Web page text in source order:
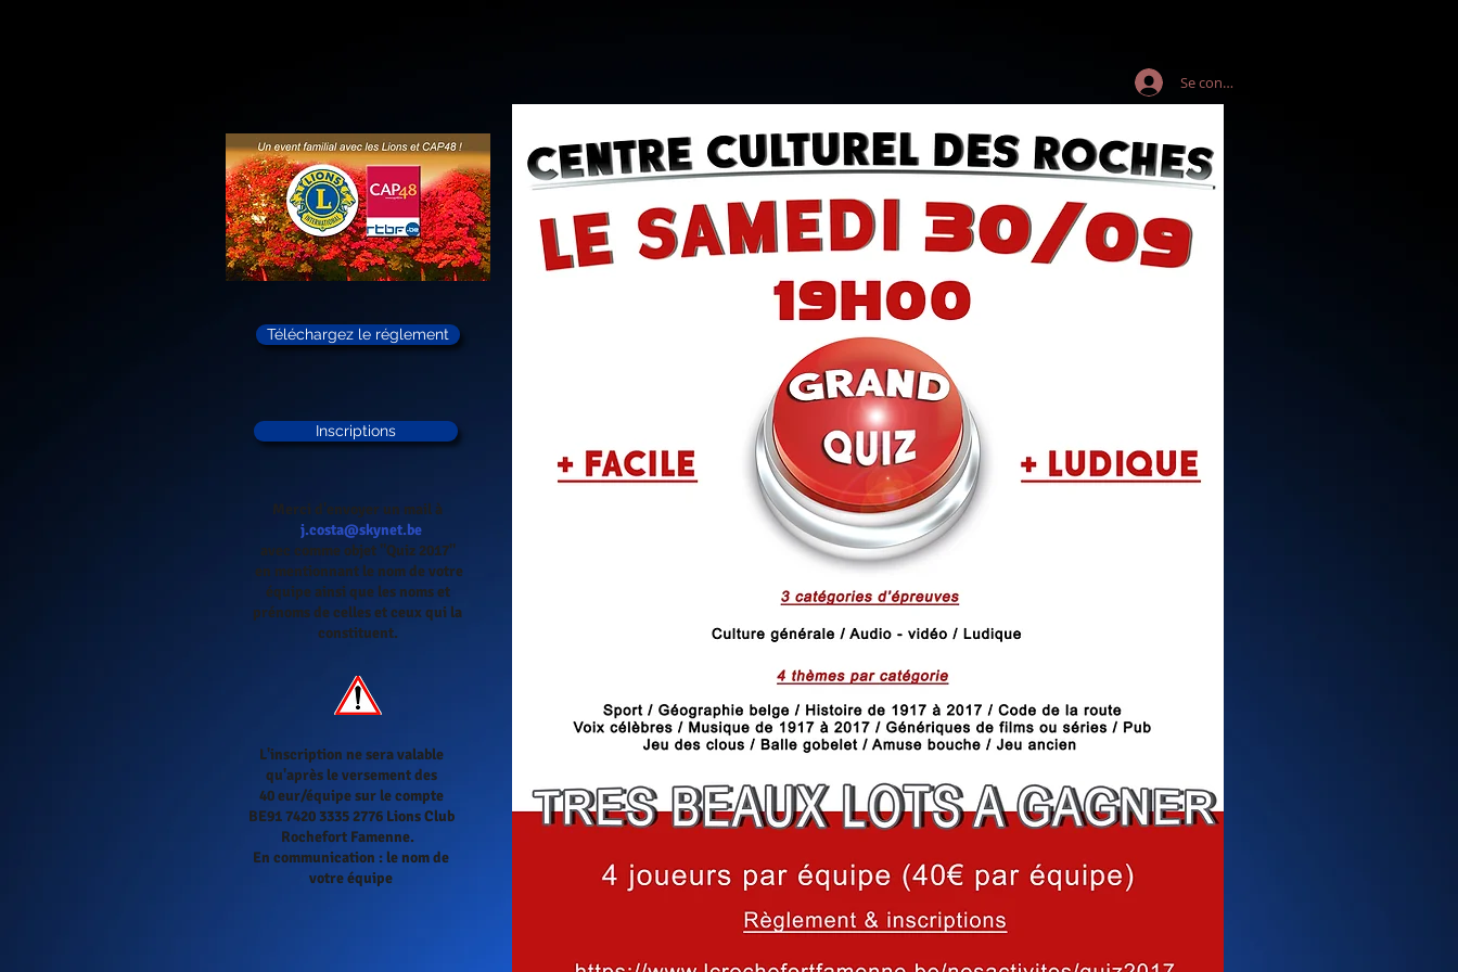
Se connecter
Téléchargez le réglement
Inscriptions
Merci d'envoyer un mail à
j.costa@skynet.be
avec comme objet "Quiz 2017"
en mentionnant le nom de votre
équipe ainsi que les noms et
prénoms de celles et ceux qui la
constituent.
L'inscription ne sera valable
qu'après le versement des
40 eur/équipe sur le compte
BE91 7420 3335 2776 Lions Club
Rochefort Famenne.
En communication : le nom de
votre équipe